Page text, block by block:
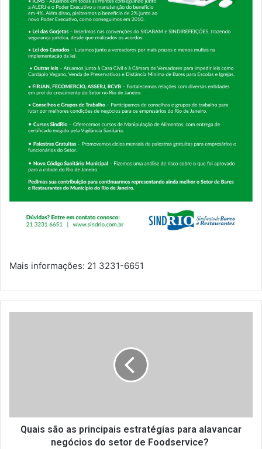
Mais informações: 21 3231-6651
do
setor
de Foodservice?
Quais são as principais estratégias para alavancar
negócios do setor de Foodservice?